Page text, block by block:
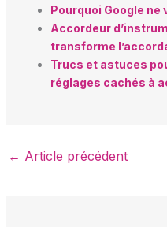
Pourquoi Google ne
Accordeur
transforme
Trucs et astuces
réglages cachés à
← Article précédent